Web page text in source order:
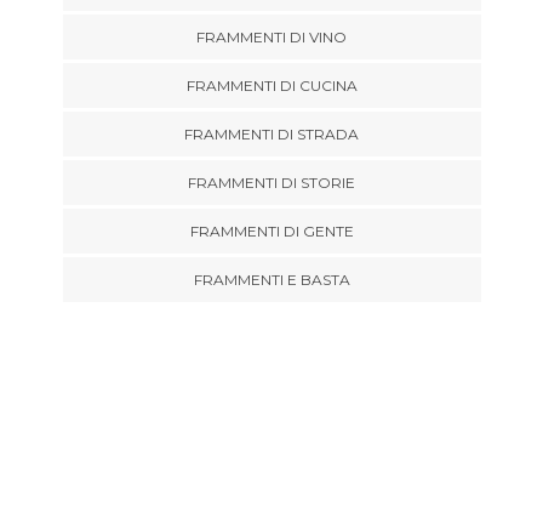
FRAMMENTI DI VINO
FRAMMENTI DI CUCINA
FRAMMENTI DI STRADA
FRAMMENTI DI STORIE
FRAMMENTI DI GENTE
FRAMMENTI E BASTA